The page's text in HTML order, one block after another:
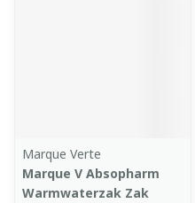
Marque Verte
Marque V Absopharm
Warmwaterzak Zak